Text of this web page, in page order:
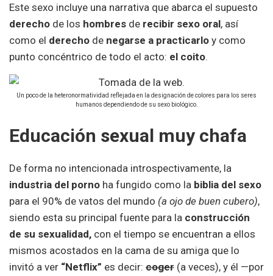
Este sexo incluye una narrativa que abarca el supuesto
derecho de los hombres de recibir sexo oral, así
como el derecho de negarse a practicarlo y como
punto concéntrico de todo el acto: el coito.
Un poco de la heteronormatividad reflejada en la designación de colores para los seres
humanos dependiendo de su sexo biológico.
Educación sexual muy chafa
De forma no intencionada introspectivamente, la
industria del porno ha fungido como la biblia del sexo
para el 90% de vatos del mundo (a ojo de buen cubero),
siendo esta su principal fuente para la construcción
de su sexualidad, con el tiempo se encuentran a ellos
mismos acostados en la cama de su amiga que lo
invitó a ver “Netflix” es decir: coger (a veces), y él —por